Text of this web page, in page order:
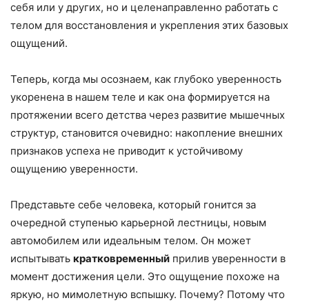
себя или у других, но и целенаправленно работать с
телом для восстановления и укрепления этих базовых
ощущений.
Теперь, когда мы осознаем, как глубоко уверенность
укоренена в нашем теле и как она формируется на
протяжении всего детства через развитие мышечных
структур, становится очевидно: накопление внешних
признаков успеха не приводит к устойчивому
ощущению уверенности.
Представьте себе человека, который гонится за
очередной ступенью карьерной лестницы, новым
автомобилем или идеальным телом. Он может
испытывать кратковременный прилив уверенности в
момент достижения цели. Это ощущение похоже на
яркую, но мимолетную вспышку. Почему? Потому что